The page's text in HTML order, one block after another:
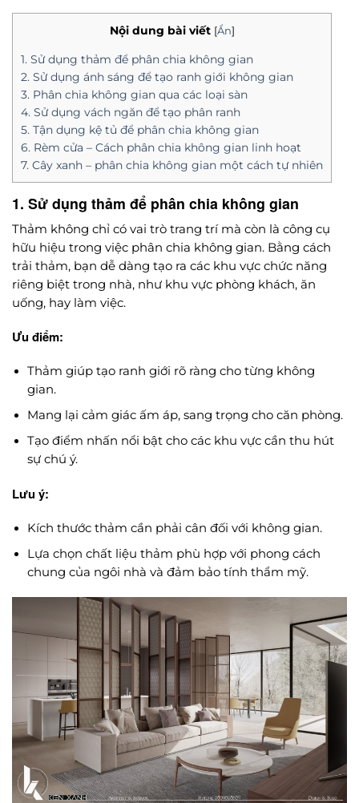
Nội dung bài viết [Ẩn]
1. Sử dụng thảm để phân chia không gian
2. Sử dụng ánh sáng để tạo ranh giới không gian
3. Phân chia không gian qua các loại sàn
4. Sử dụng vách ngăn để tạo phân ranh
5. Tận dụng kệ tủ để phân chia không gian
6. Rèm cửa – Cách phân chia không gian linh hoạt
7. Cây xanh – phân chia không gian một cách tự nhiên
1. Sử dụng thảm để phân chia không gian
Thảm không chỉ có vai trò trang trí mà còn là công cụ
hữu hiệu trong việc phân chia không gian. Bằng cách
trải thảm, bạn dễ dàng tạo ra các khu vực chức năng
riêng biệt trong nhà, như khu vực phòng khách, ăn
uống, hay làm việc.
Ưu điểm:
Thảm giúp tạo ranh giới rõ ràng cho từng không
gian.
Mang lại cảm giác ấm áp, sang trọng cho căn phòng.
Tạo điểm nhấn nổi bật cho các khu vực cần thu hút
sự chú ý.
Lưu ý:
Kích thước thảm cần phải cân đối với không gian.
Lựa chọn chất liệu thảm phù hợp với phong cách
chung của ngôi nhà và đảm bảo tính thẩm mỹ.